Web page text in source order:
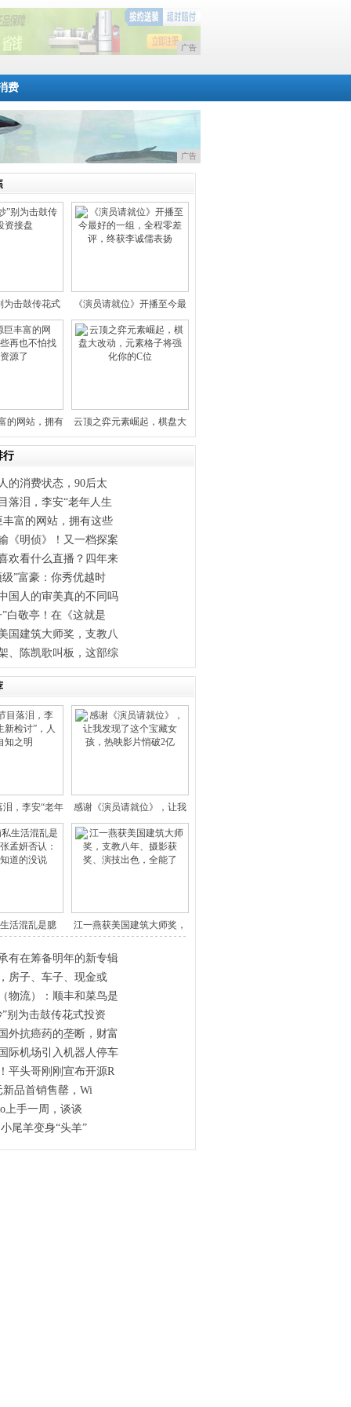
广告
费
广告
为击鼓传花式
资
《演员请就位》开播至今最
好的一
的网站，拥有
些
云顶之弈元素崛起，棋盘大
改动，
行
的消费状态，90后太
落泪，李安“老年人生
丰富的网站，拥有这些
《明侦》！又一档探案
欢看什么直播？四年来
级”富豪：你秀优越时
国人的审美真的不同吗
白敬亭！在《这就是
国建筑大师奖，支教八
、陈凯歌叫板，这部综
，李安“老年
生
感谢《演员请就位》，让我
发现了
活混乱是臆
江一燕获美国建筑大师奖，
有在筹备明年的新专辑
房子、车子、现金或
物流）：顺丰和菜鸟是
别为击鼓传花式投资
外抗癌药的垄断，财富
际机场引入机器人停车
平头哥刚刚宣布开源R
新品首销售罄，Wi
上手一周，谈谈
尾羊变身“头羊”